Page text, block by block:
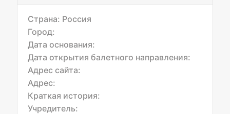
Страна: Россия
Город:
Дата основания:
Дата открытия балетного направления:
Адрес сайта:
Адрес:
Краткая история:
Учредитель: